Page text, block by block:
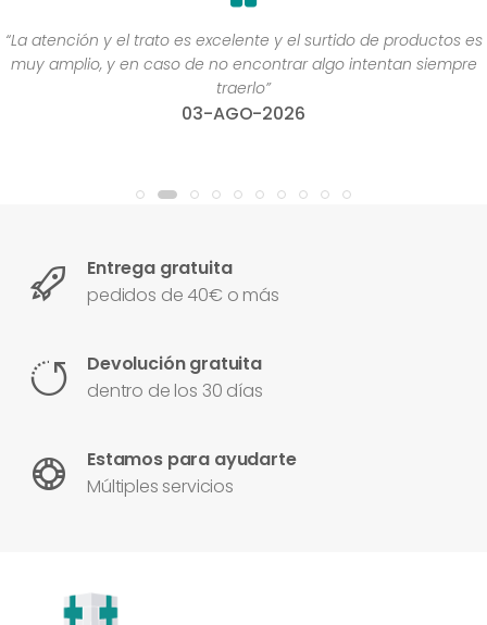
“La atención y el trato es excelente y el surtido de productos es
muy amplio, y en caso de no encontrar algo intentan siempre
traerlo”
03-AGO-2026
Entrega gratuita
pedidos de 40€ o más
Devolución gratuita
dentro de los 30 días
Estamos para ayudarte
Múltiples servicios